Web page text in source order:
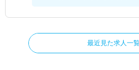
最近見た求人一覧